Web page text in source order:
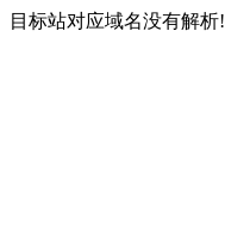
目标站对应域名没有解析!